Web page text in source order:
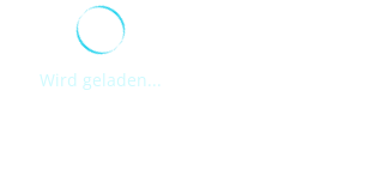
Wird geladen...